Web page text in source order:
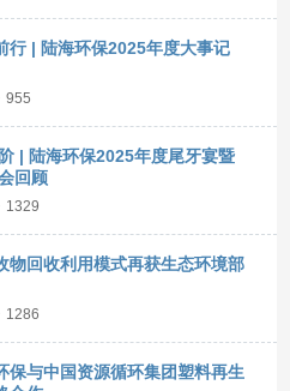
行 | 陆海环保2025年度大事记
955
| 陆海环保2025年度尾牙宴暨
回顾
1329
物回收利用模式再获生态环境部
1286
保与中国资源循环集团塑料再生